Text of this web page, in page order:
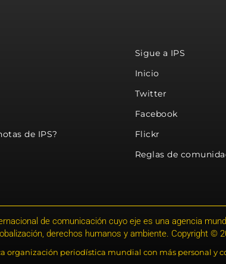
de IPS?
Sigue a IPS
Inicio
Twitter
Facebook
Flickr
Reglas de
de comunicación cuyo eje es una agencia
derechos humanos y ambiente. Copyright ©
organización periodística mundial con más personal y